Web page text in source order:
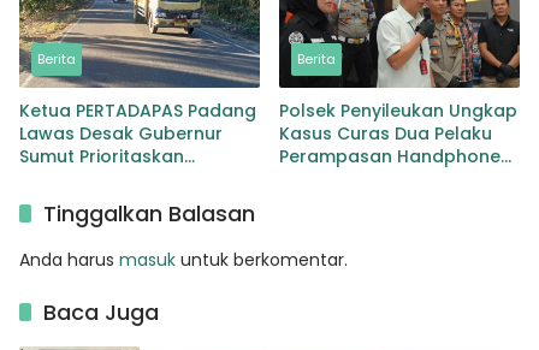
Berita
Ketua PERTADAPAS Padang
Lawas Desak Gubernur
Sumut Prioritaskan
Sibuhuan–Gunungtua
Berita
Polsek Penyileukan Ungkap
Kasus Curas Dua Pelaku
Perampasan Handphone
Tinggalkan Balasan
Anda harus masuk untuk berkomentar.
Baca Juga